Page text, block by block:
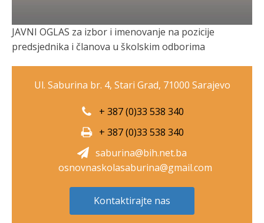
JAVNI OGLAS za izbor i imenovanje na pozicije
predsjednika i članova u školskim odborima
Ul. Saburina br. 4, Stari Grad, 71000 Sarajevo
+ 387 (0)33 538 340
+ 387 (0)33 538 340
saburina@bih.net.ba
osnovnaskolasaburina@gmail.com
Kontaktirajte nas